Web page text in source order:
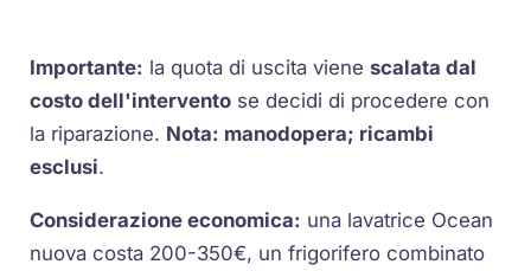
Importante: la quota di uscita vienescalata dal
costo dell'intervento se decidi di procedere con
la riparazione. Nota: manodopera; ricambi
esclusi.
Considerazione economica: una lavatrice Ocean
nuova costa 200-350€, un frigorifero combinato